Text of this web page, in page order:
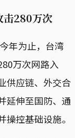
击280万次
年为止，台湾
万次网路入
供应链、外交合
延伸至国防、通
控基础设施。